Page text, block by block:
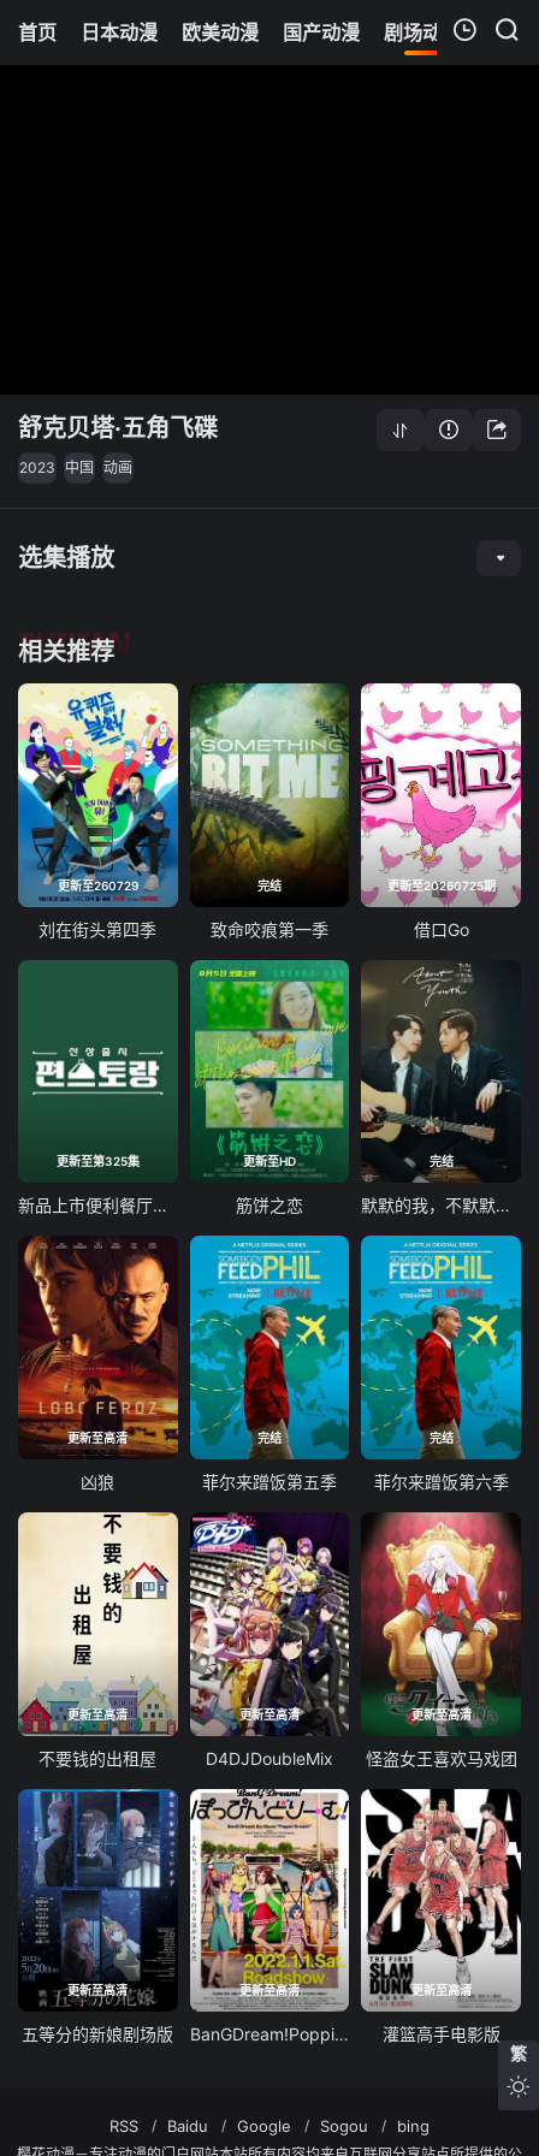
首页 日本动漫 欧美动漫 国产动漫 剧场动漫 追剧
舒克贝塔·五角飞碟
2023 中国 动画
选集播放
相关推荐
TUIJIAN
更新至260729
刘在街头第四季
完结
致命咬痕第一季
更新至20260725期
借口Go
更新至第325集
新品上市便利餐厅第二季
更新至HD
筋饼之恋
完结
默默的我，不默默的我们 默默的我，不默默的我們
更新至高清
凶狼
完结
菲尔来蹭饭第五季
完结
菲尔来蹭饭第六季
更新至高清
不要钱的出租屋
更新至高清
D4DJDoubleMix
更新至高清
怪盗女王喜欢马戏团
更新至高清
五等分的新娘剧场版
更新至高清
BanGDream!PoppinDream!
更新至高清
灌篮高手电影版
繁
RSS Baidu Google Sogou bing